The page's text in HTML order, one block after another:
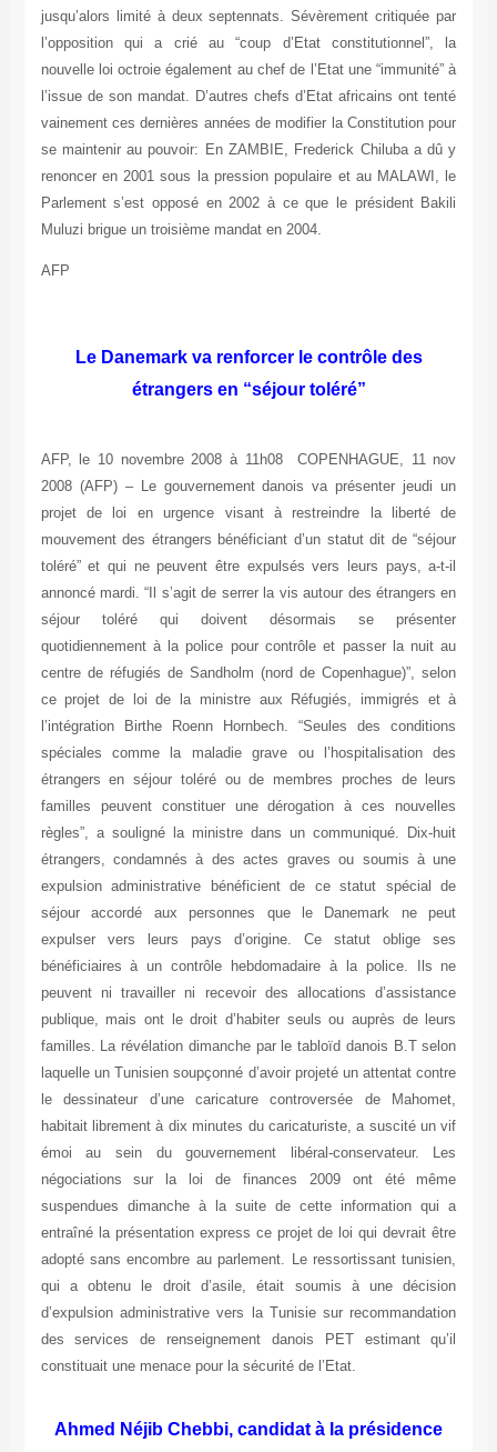
jusqu’alors limité à deux septennats. Sévèrement critiquée par
l’opposition qui a crié au “coup d’Etat constitutionnel”, la
nouvelle loi octroie également au chef de l’Etat une “immunité” à
l’issue de son mandat. D’autres chefs d’Etat africains ont tenté
vainement ces dernières années de modifier la Constitution pour
se maintenir au pouvoir: En ZAMBIE, Frederick Chiluba a dû y
renoncer en 2001 sous la pression populaire et au MALAWI, le
Parlement s’est opposé en 2002 à ce que le président Bakili
Muluzi brigue un troisième mandat en 2004.
AFP
Le Danemark va renforcer le contrôle des
étrangers en “séjour toléré”
AFP, le 10 novembre 2008 à 11h08 COPENHAGUE, 11 nov
2008 (AFP) – Le gouvernement danois va présenter jeudi un
projet de loi en urgence visant à restreindre la liberté de
mouvement des étrangers bénéficiant d’un statut dit de “séjour
toléré” et qui ne peuvent être expulsés vers leurs pays, a-t-il
annoncé mardi. “Il s’agit de serrer la vis autour des étrangers en
séjour toléré qui doivent désormais se présenter
quotidiennement à la police pour contrôle et passer la nuit au
centre de réfugiés de Sandholm (nord de Copenhague)”, selon
ce projet de loi de la ministre aux Réfugiés, immigrés et à
l’intégration Birthe Roenn Hornbech. “Seules des conditions
spéciales comme la maladie grave ou l’hospitalisation des
étrangers en séjour toléré ou de membres proches de leurs
familles peuvent constituer une dérogation à ces nouvelles
règles”, a souligné la ministre dans un communiqué. Dix-huit
étrangers, condamnés à des actes graves ou soumis à une
expulsion administrative bénéficient de ce statut spécial de
séjour accordé aux personnes que le Danemark ne peut
expulser vers leurs pays d’origine. Ce statut oblige ses
bénéficiaires à un contrôle hebdomadaire à la police. Ils ne
peuvent ni travailler ni recevoir des allocations d’assistance
publique, mais ont le droit d’habiter seuls ou auprès de leurs
familles. La révélation dimanche par le tabloïd danois B.T selon
laquelle un Tunisien soupçonné d’avoir projeté un attentat contre
le dessinateur d’une caricature controversée de Mahomet,
habitait librement à dix minutes du caricaturiste, a suscité un vif
émoi au sein du gouvernement libéral-conservateur. Les
négociations sur la loi de finances 2009 ont été même
suspendues dimanche à la suite de cette information qui a
entraîné la présentation express ce projet de loi qui devrait être
adopté sans encombre au parlement. Le ressortissant tunisien,
qui a obtenu le droit d’asile, était soumis à une décision
d’expulsion administrative vers la Tunisie sur recommandation
des services de renseignement danois PET estimant qu’il
constituait une menace pour la sécurité de l’Etat.
Ahmed Néjib Chebbi, candidat à la présidence